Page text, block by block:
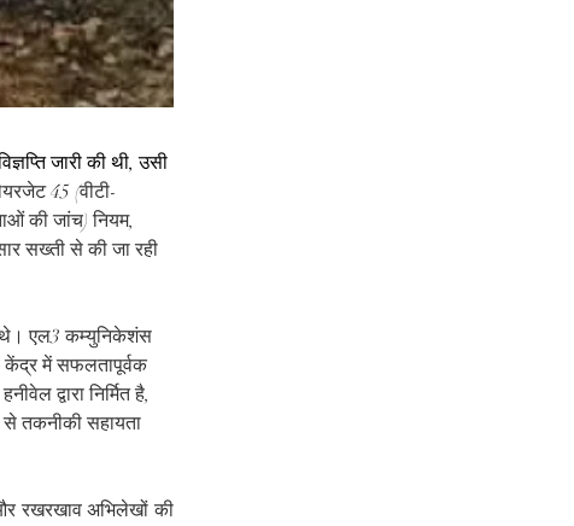
जारी की थी, उसी
45 (वीटी-
की जांच) नियम,
सख्ती से की जा रही
थे। एल3 कम्युनिकेशंस
केंद्र में सफलतापूर्वक
द्वारा निर्मित है,
तकनीकी सहायता
रखरखाव अभिलेखों की